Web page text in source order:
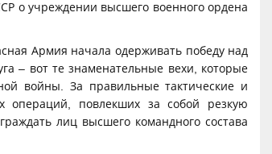
о учреждении высшего военного ордена
Армия начала одерживать победу над
– вот те знаменательные вехи, которые
войны. За правильные тактические и
операций, повлекших за собой резкую
лиц высшего командного состава